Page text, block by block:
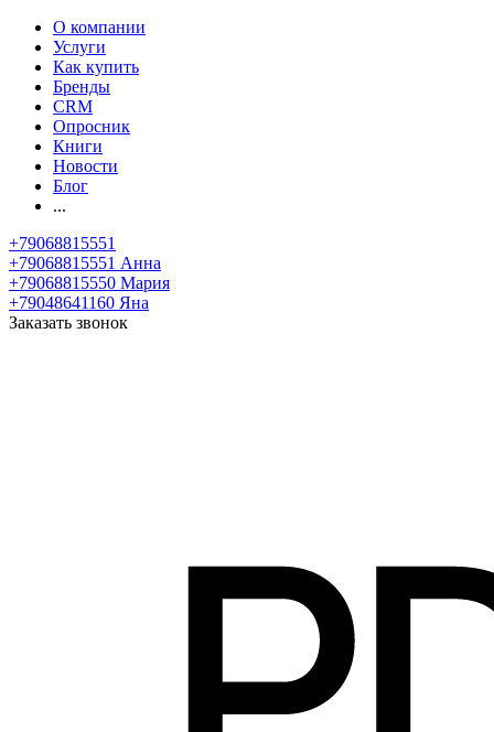
О компании
Услуги
Как купить
Бренды
CRM
Опросник
Книги
Новости
Блог
...
+79068815551
+79068815551 Анна
+79068815550 Мария
+79048641160 Яна
Заказать звонок